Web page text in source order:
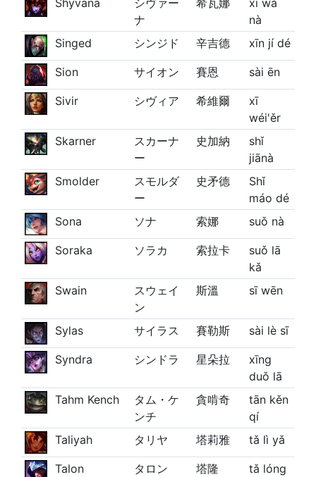
Shyvana
シヴァー
ナ
希瓦娜
xī wǎ
nà
Singed
シンジド 辛吉德 xīn jí dé
Sion サイオン 賽恩 sài ēn
Sivir シヴィア 希維爾
xī
wéi'ěr
Skarner
スカーナ
ー
史加納
shǐ
jiānà
Smolder
スモルダ
ー
史矛德
Shǐ
máo dé
Sona
ソナ 索娜 suǒ nà
Soraka ソラカ 索拉卡
suǒ lā
kǎ
Swain
スウェイ
ン
斯溫 sī wēn
Sylas サイラス 賽勒斯 sài lè sī
Syndra シンドラ 星朵拉
xīng
duǒ lā
Tahm Kench
タム・ケ
ンチ
貪啃奇
tān kěn
qí
Taliyah
タリヤ 塔莉雅 tǎ lì yǎ
Talon タロン 塔隆 tǎ lóng